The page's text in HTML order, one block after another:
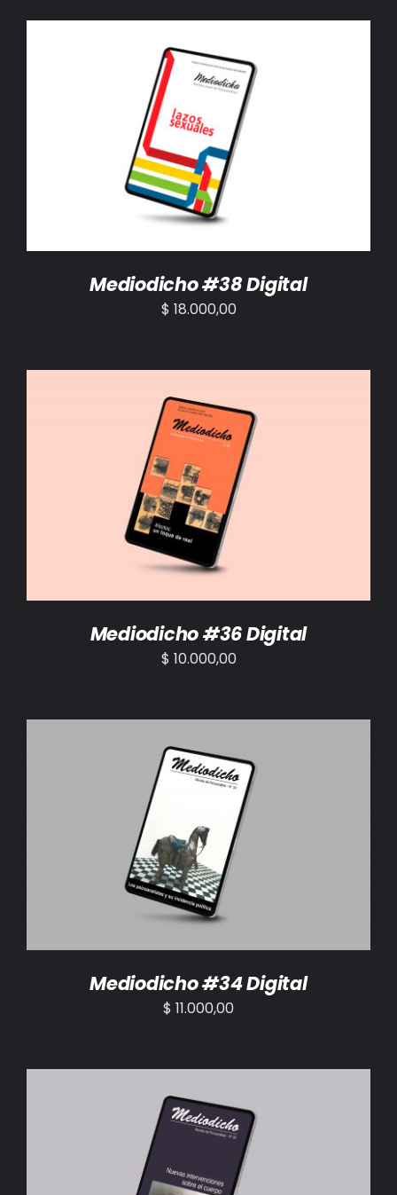
AÑADIR AL CARRITO /
Mediodicho #38 Digital
$ 18.000,00
AÑADIR AL CARRITO /
Mediodicho #36 Digital
$ 10.000,00
AÑADIR AL CARRITO /
Mediodicho #34 Digital
$ 11.000,00
AÑADIR AL CARRITO /